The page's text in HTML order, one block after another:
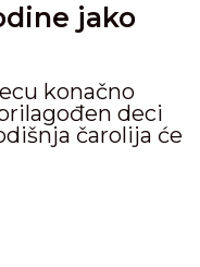
jako
konačno
deci
čarolija će